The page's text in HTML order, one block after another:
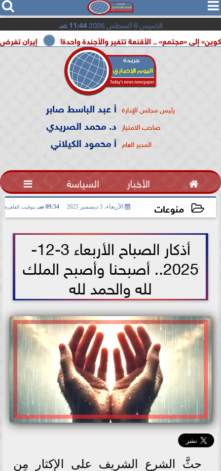
  
الخميس 6 أغسطس 2026 11:44 صـ
إيران تفرض شروطها .. الأقنعة تتغير والأجندة واحدة!
رئيس مجلس الإدارة أ عبد الباسط صابر
صاحب الامتياز د. محمد الصريدي
المدير العام أ محمود الكيلاني
 الأخبار السياسة 
منوعات الأربعاء، 3 ديسمبر 2025 09:54 صـ بتوقيت القاهرة
أذكار الصباح الأربعاء 3-12-
2025.. أصبحنا وأصبح الملك
لله والحمد لله
حثَّ الشرع الشريف على الإكثار مِن